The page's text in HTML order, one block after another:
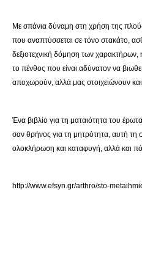
Με σπάνια δύναμη στη χρήση της
που αναπτύσσεται σε τόνο στακάτο,
δεξιοτεχνική δόμηση των χαρακτήρων,
το πένθος που είναι αδύνατον να
αποχωρούν, αλλά μας στοιχειώνουν
Ένα βιβλίο για τη ματαιότητα του
σαν θρήνος για τη μητρότητα, αυτή τη
ολοκλήρωση και καταφυγή, αλλά και
http://www.efsyn.gr/arthro/sto-